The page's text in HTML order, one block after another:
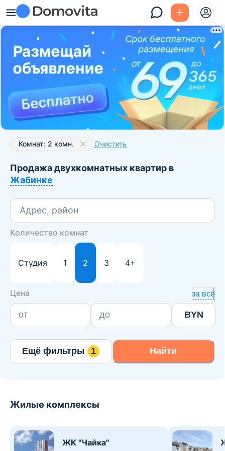
Комнат: 2 комн. Очистить
Продажа двухкомнатных квартир в
Жабинке
Адрес, район
Количество комнат
Студия 1 2 3 4+
Цена за всё
BYN
Ещё фильтры 1 Найти
Жилые комплексы
ЖК "Чайка"